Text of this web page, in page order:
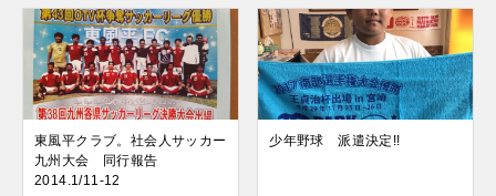
東風平クラブ。社会人サッカー
九州大会 同行報告
2014.1/11-12
少年野球 派遣決定!!